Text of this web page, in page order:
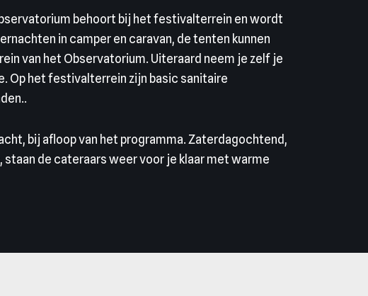
behoort bij het festivalterrein en wordt
in camper en caravan, de tenten kunnen
van het Observatorium. Uiteraard neem je zelf je
Op het festivalterrein zijn basic sanitaire
bij afloop van het programma. Zaterdagochtend,
staan de cateraars weer voor je klaar met warme